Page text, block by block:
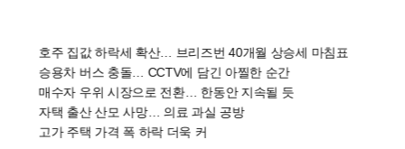
호주 집값 하락세 확산… 브리즈번 40개월 상승세 마침표
승용차 버스 충돌… CCTV에 담긴 아찔한 순간
매수자 우위 시장으로 전환… 한동안 지속될 듯
자택 출산 산모 사망… 의료 과실 공방
고가 주택 가격 폭 하락 더욱 커